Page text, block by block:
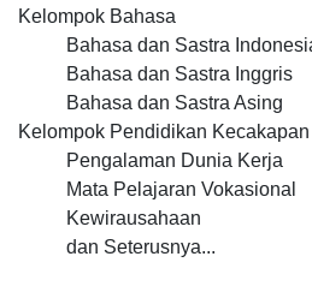
Kelompok Bahasa
Bahasa dan Sastra
Bahasa dan Sastra Inggris
Bahasa dan Sastra Asing
Kelompok Pendidikan
Pengalaman Dunia Kerja
Mata Pelajaran Vokasional
Kewirausahaan
dan Seterusnya...